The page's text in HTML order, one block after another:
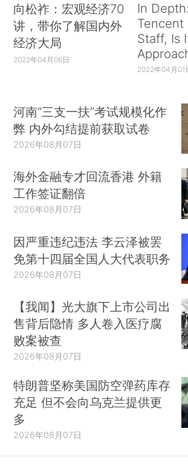
2020年10月12日以来，国内累
例。本土确诊病例中，河北省
例，新疆（含兵团）78例，北京
28例，黑龙江省22例，山东省
向松祚：宏观经济70
讲，带你了解国内外
经济大局
2022年04月06日
In
Tencent
Staff, Is
2022年04月01
河南“三支一扶”考试规模化作
弊 内外勾结提前获取试卷
2026年08月07日
海外金融专才回流香港 外籍
工作签证翻倍
2026年08月07日
因严重违纪违法 李云泽被罢
免第十四届全国人大代表职务
2026年08月07日
【我闻】光大旗下上市公司出
售背后隐情 多人卷入医疗腐
败案被查
2026年08月07日
特朗普坚称美国防空弹药库存
充足 但不会向乌克兰提供更
多
2026年08月07日